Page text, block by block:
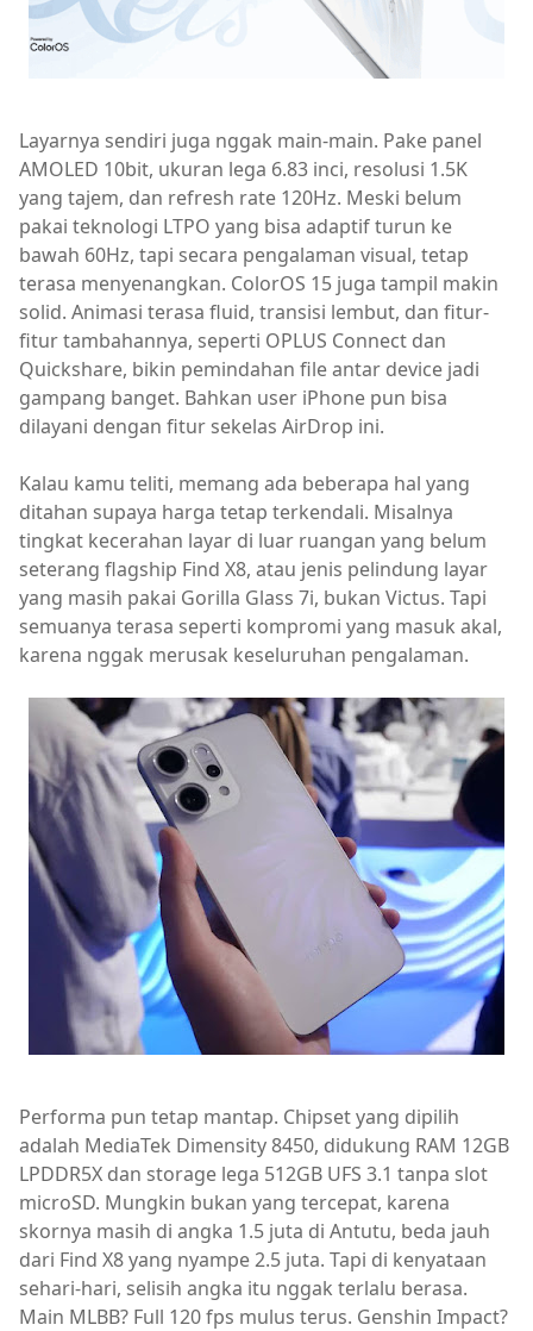
Layarnya sendiri juga nggak main-main. Pake panel
AMOLED 10bit, ukuran lega 6.83 inci, resolusi 1.5K
yang tajem, dan refresh rate 120Hz. Meski belum
pakai teknologi LTPO yang bisa adaptif turun ke
bawah 60Hz, tapi secara pengalaman visual, tetap
terasa menyenangkan. ColorOS 15 juga tampil makin
solid. Animasi terasa fluid, transisi lembut, dan fitur-
fitur tambahannya, seperti OPLUS Connect dan
Quickshare, bikin pemindahan file antar device jadi
gampang banget. Bahkan user iPhone pun bisa
dilayani dengan fitur sekelas AirDrop ini.
Kalau kamu teliti, memang ada beberapa hal yang
ditahan supaya harga tetap terkendali. Misalnya
tingkat kecerahan layar di luar ruangan yang belum
seterang flagship Find X8, atau jenis pelindung layar
yang masih pakai Gorilla Glass 7i, bukan Victus. Tapi
semuanya terasa seperti kompromi yang masuk akal,
karena nggak merusak keseluruhan pengalaman.
Performa pun tetap mantap. Chipset yang dipilih
adalah MediaTek Dimensity 8450, didukung RAM 12GB
LPDDR5X dan storage lega 512GB UFS 3.1 tanpa slot
microSD. Mungkin bukan yang tercepat, karena
skornya masih di angka 1.5 juta di Antutu, beda jauh
dari Find X8 yang nyampe 2.5 juta. Tapi di kenyataan
sehari-hari, selisih angka itu nggak terlalu berasa.
Main MLBB? Full 120 fps mulus terus. Genshin Impact?